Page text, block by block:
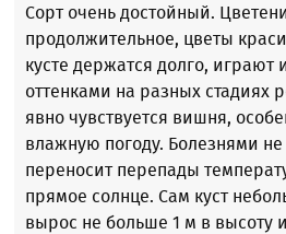
Сорт очень достойный.
продолжительное, цветы
кусте держатся долго,
оттенками на разных стадиях
явно чувствуется вишня,
влажную погоду. Болезнями
переносит перепады
прямое солнце. Сам куст
вырос не больше 1 м в высоту